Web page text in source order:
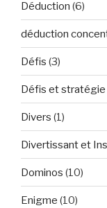
Déduction (6)
déduction
Défis (3)
Défis et stratégie
Divers (1)
Divertissant et
Dominos (10)
Enigme (10)